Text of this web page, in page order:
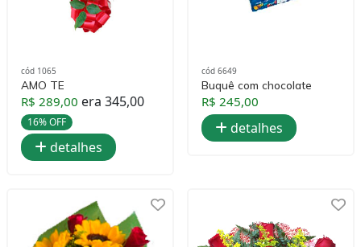
cód 1065
AMO TE
R$ 289,00 era 345,00
16% OFF
detalhes
cód 6649
Buquê com chocolate
R$ 245,00
detalhes